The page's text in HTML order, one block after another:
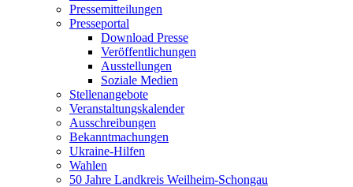
Pressemitteilungen
Presseportal
Download Presse
Veröffentlichungen
Ausstellungen
Soziale Medien
Stellenangebote
Veranstaltungskalender
Ausschreibungen
Bekanntmachungen
Ukraine-Hilfen
Wahlen
50 Jahre Landkreis Weilheim-Schongau